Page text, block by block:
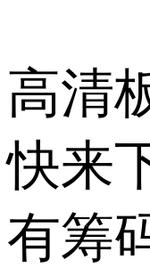
高清
快来
有筹